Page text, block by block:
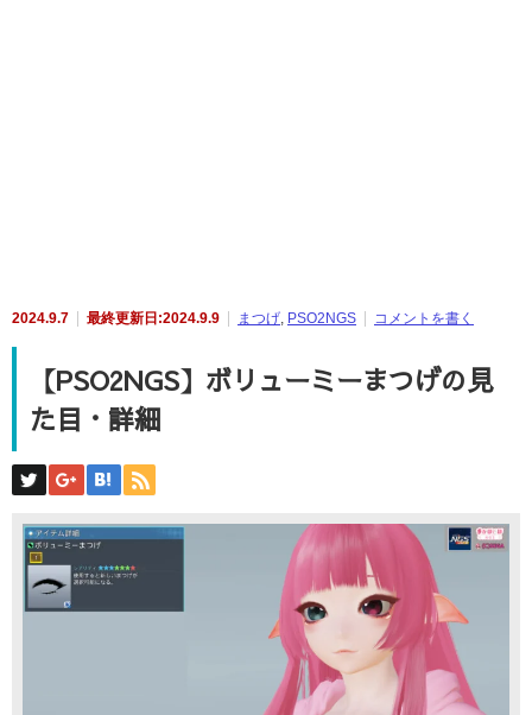
2024.9.7 最終更新日:2024.9.9 まつげ, PSO2NGS コメントを書く
【PSO2NGS】ボリューミーまつげの見
た目・詳細